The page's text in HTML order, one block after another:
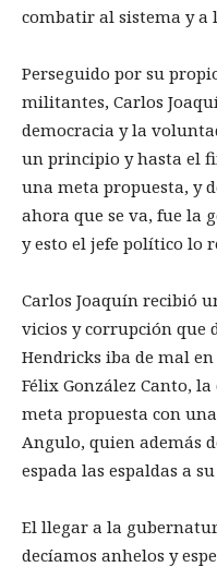
combatir al sistema y a
Perseguido por su
militantes, Carlos
democracia y la
un principio y hasta el
una meta propuesta, y
ahora que se va, fue la
y esto el jefe político lo
Carlos Joaquín recibió
vicios y corrupción que
Hendricks iba de mal en
Félix González Canto,
meta propuesta con
Angulo, quien además
espada las espaldas a
El llegar a la
decíamos anhelos y